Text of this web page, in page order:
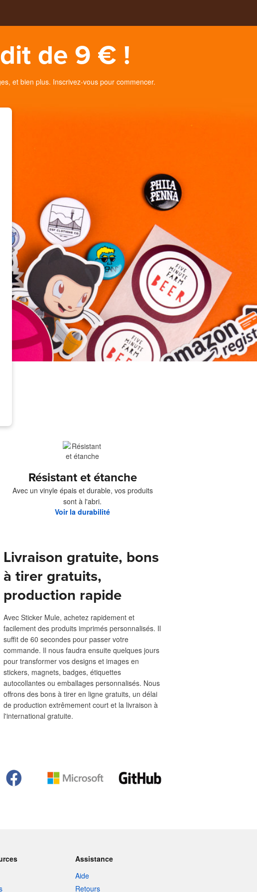
de 9 € !
et bien plus. Inscrivez-vous pour commencer.
Résistant et étanche
Avec un vinyle épais et durable, vos produits
sont à l'abri.
Voir la durabilité
Livraison gratuite, bons
à tirer gratuits,
production rapide
Avec Sticker Mule, achetez rapidement et
facilement des produits imprimés personnalisés. Il
suffit de 60 secondes pour passer votre
commande. Il nous faudra ensuite quelques jours
pour transformer vos designs et images en
stickers, magnets, badges, étiquettes
autocollantes ou emballages personnalisés. Nous
offrons des bons à tirer en ligne gratuits, un délai
de production extrêmement court et la livraison à
l'international gratuite.
Assistance
Aide
Retours